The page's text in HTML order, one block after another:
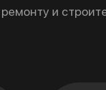
и